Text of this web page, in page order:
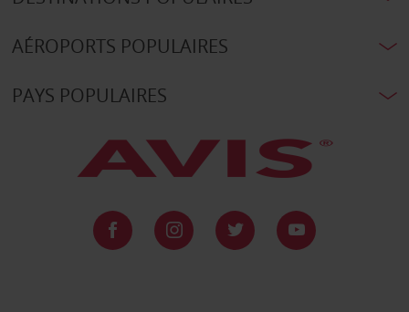
AÉROPORTS POPULAIRES
PAYS POPULAIRES